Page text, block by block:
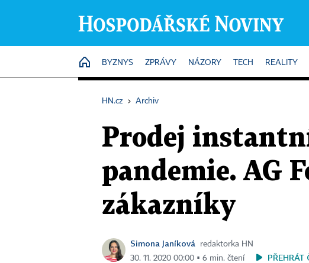
HOME
BYZNYS ZPRÁVY NÁZORY TECH REALITY
HN.cz › Archiv
Prodej
pandemie. AG
zákazníky
Simona Janíková
redaktorka HN
30. 11. 2020 00:00 ▪ 6 min. čtení
PŘEHRÁT